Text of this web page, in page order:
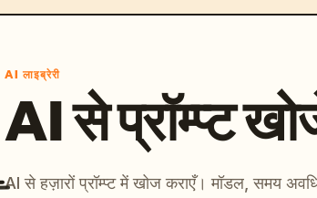
AI लाइब्रेरी
AI से प्रॉम्प्ट
AI से हज़ारों प्रॉम्प्ट में खोज कराएँ। मॉडल, समय